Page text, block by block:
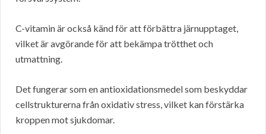
C-vitamin är också känd för att förbättra järnupptaget,
vilket är avgörande för att bekämpa trötthet och
utmattning.
Det fungerar som en antioxidationsmedel som beskyddar
cellstrukturerna från oxidativ stress, vilket kan förstärka
kroppen mot sjukdomar.